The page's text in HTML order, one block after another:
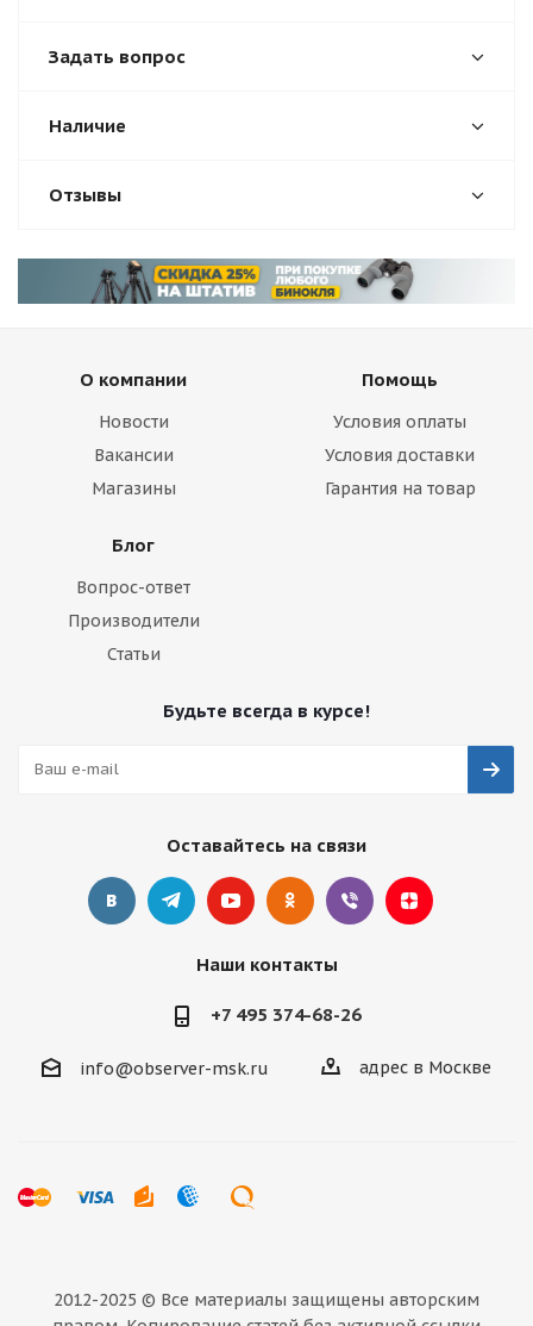
Задать вопрос
Наличие
Отзывы
О компании
Новости
Вакансии
Магазины
Помощь
Условия оплаты
Условия доставки
Гарантия на товар
Блог
Вопрос-ответ
Производители
Статьи
Будьте всегда в курсе!
Оставайтесь на связи
Наши контакты
+7 495 374-68-26
info@observer-msk.ru адрес в Москве
2012-2025 © Все материалы защищены авторским